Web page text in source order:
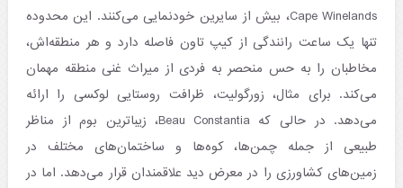
Cape Winelands، بیش از سایرین خودنمایی می‌کنند. این محدوده
تنها یک ساعت رانندگی از کیپ تاون فاصله دارد و هر منطقه‌اش،
مخاطبان را به حس منحصر به فردی از میراث غنی منطقه مهمان
می‌کند. برای مثال، زورگولیت، ظرافت روستایی لوکسی را ارائه
می‌دهد. در حالی که Beau Constantia، زیباترین بوم از مناظر
طبیعی از جمله چمن‌ها، کوه‌ها و ساختمان‌های مختلف در
زمین‌های کشاورزی را در معرض دید علاقمندان قرار می‌دهد. اما در